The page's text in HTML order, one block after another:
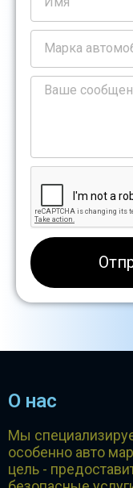
О нас
Мы
особенно авто
цель -